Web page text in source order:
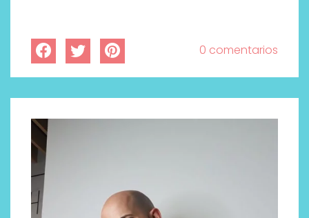
0 comentarios